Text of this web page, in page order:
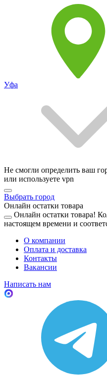
Уфа
Не смогли определить ваш
или используете vpn
Выбрать город
Онлайн остатки товара
Онлайн остатки товара!
настоящем времени и
О компании
Оплата и доставка
Контакты
Вакансии
Написать нам